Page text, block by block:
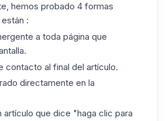
hemos probado 4 formas
:
a toda página que
contacto al final del artículo.
directamente en la
artículo que dice "haga clic para